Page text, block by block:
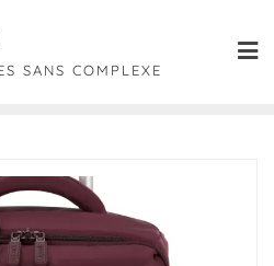
SANS COMPLEXE